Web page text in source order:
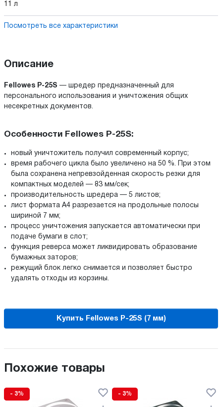
11 л
Посмотреть все характеристики
Описание
Fellowes P-25S — шредер предназначенный для
персонального использования и уничтожения общих
несекретных документов.
Особенности Fellowes P-25S:
новый уничтожитель получил современный корпус;
время рабочего цикла было увеличено на 50 %. При этом
была сохранена непревзойденная скорость резки для
компактных моделей — 83 мм/сек;
производительность шредера — 5 листов;
лист формата A4 разрезается на продольные полосы
шириной 7 мм;
процесс уничтожения запускается автоматически при
подаче бумаги в слот;
функция реверса может ликвидировать образование
бумажных заторов;
режущий блок легко снимается и позволяет быстро
удалять отходы из корзины.
Купить Fellowes P-25S (7 мм)
Похожие товары
- 3% - 3%